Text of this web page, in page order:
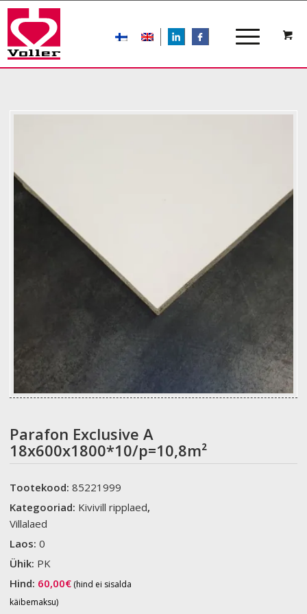
LIn
Parafon Exclusive A
18x600x1800*10/p=10,8m²
Tootekood:85221999
Kategooriad: Kivivill ripplaed,
Villalaed
Laos:0
Ühik: PK
Hind: 60,00€ (hind ei sisalda
käibemaksu)